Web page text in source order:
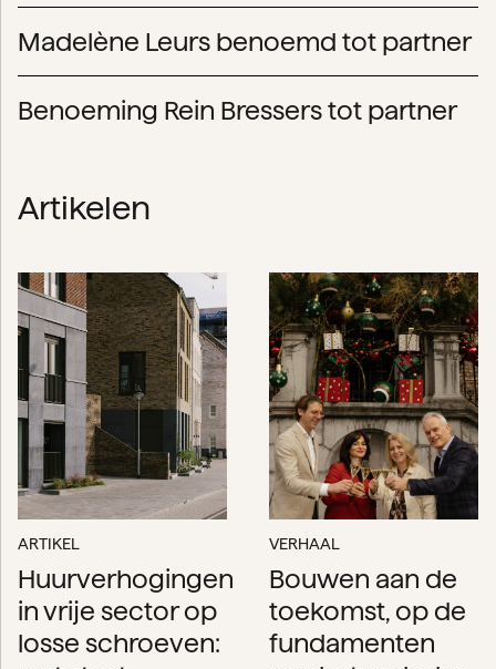
Madelène Leurs benoemd tot partner
Benoeming Rein Bressers tot partner
Artikelen
ARTIKEL
Huurverhogingen
in vrije sector op
losse schroeven:
VERHAAL
Bouwen aan de
toekomst, op de
fundamenten